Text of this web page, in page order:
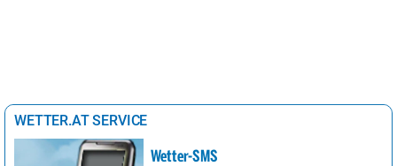
WETTER.AT SERVICE
Wetter-SMS